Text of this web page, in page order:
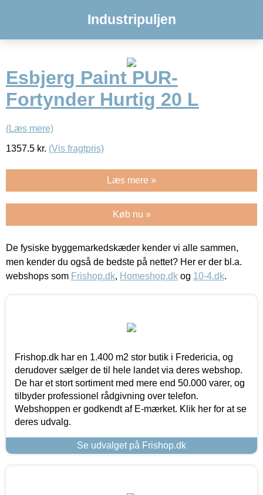
Industripuljen
Esbjerg Paint PUR-
Fortynder Hurtig 20 L
(Læs mere)
1357.5 kr. (Vis fragtpris)
Læs mere »
Køb nu »
De fysiske byggemarkedskæder kender vi alle sammen,
men kender du også de bedste på nettet? Her er der bl.a.
webshops som Frishop.dk, Homeshop.dk og 10-4.dk.
Frishop.dk har en 1.400 m2 stor butik i Fredericia, og
derudover sælger de til hele landet via deres webshop.
De har et stort sortiment med mere end 50.000 varer, og
tilbyder professionel rådgivning over telefon.
Webshoppen er godkendt af E-mærket. Klik her for at se
deres udvalg.
Se udvalget på Frishop.dk